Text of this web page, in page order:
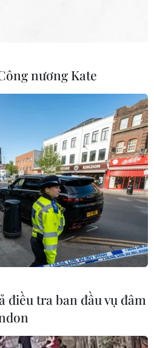
nương Kate
điều tra ban đầu vụ đâm